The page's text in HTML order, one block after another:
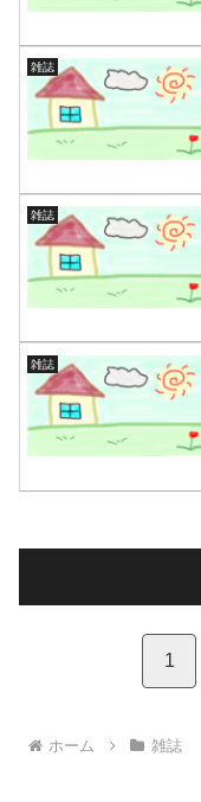
雑誌
雑誌
雑誌
1
ホーム 雑誌